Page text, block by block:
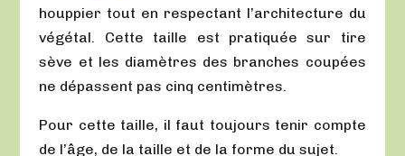
houppier tout en respectant l’architecture du
végétal. Cette taille est pratiquée sur tire
sève et les diamètres des branches coupées
ne dépassent pas cinq centimètres.
Pour cette taille, il faut toujours tenir compte
de l’âge, de la taille et de la forme du sujet.